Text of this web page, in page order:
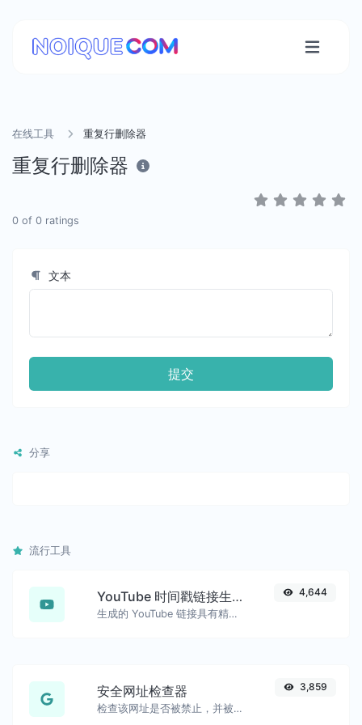
在线工具 重复行删除器
重复行删除器
0 of 0 ratings
文本
提交
分享
流行工具
YouTube 时间戳链接生成器
生成的 YouTube 链接具有精确的开始时间戳，方便移动用户使用。
4,644
安全网址检查器
检查该网址是否被禁止，并被谷歌标记为安全/不安全。
3,859